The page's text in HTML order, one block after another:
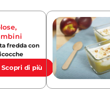
,
fredda con
Scopri di più